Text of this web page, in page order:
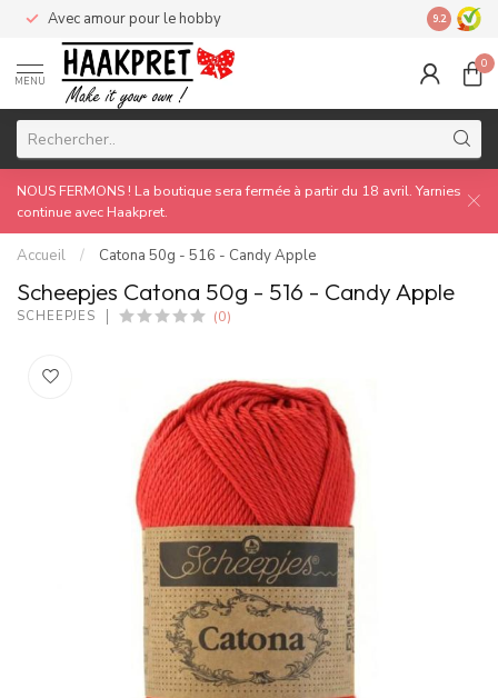
Avec amour pour le hobby Made by
9.2
MENU
0
NOUS FERMONS ! La boutique sera fermée à partir du 18 avril. Yarnies
continue avec Haakpret.
Accueil / Catona 50g - 516 - Candy Apple
Scheepjes Catona 50g - 516 - Candy Apple
SCHEEPJES (0)